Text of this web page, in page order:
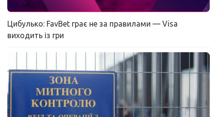
Цибулько: FavBet грає не за правилами — Visa
виходить із гри